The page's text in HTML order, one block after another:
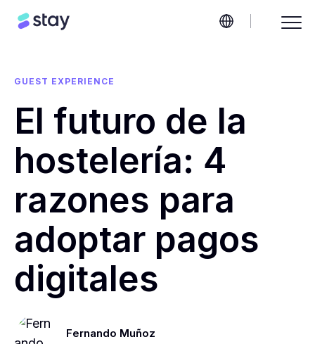
GUEST EXPERIENCE
El futuro de la
hostelería: 4
razones para
adoptar pagos
digitales
Fernando Muñoz